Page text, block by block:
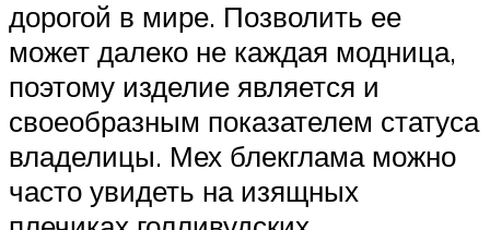
дорогой в мире. Позволить ее
может далеко не каждая модница,
поэтому изделие является и
своеобразным показателем статуса
владелицы. Мех блекглама можно
часто увидеть на изящных